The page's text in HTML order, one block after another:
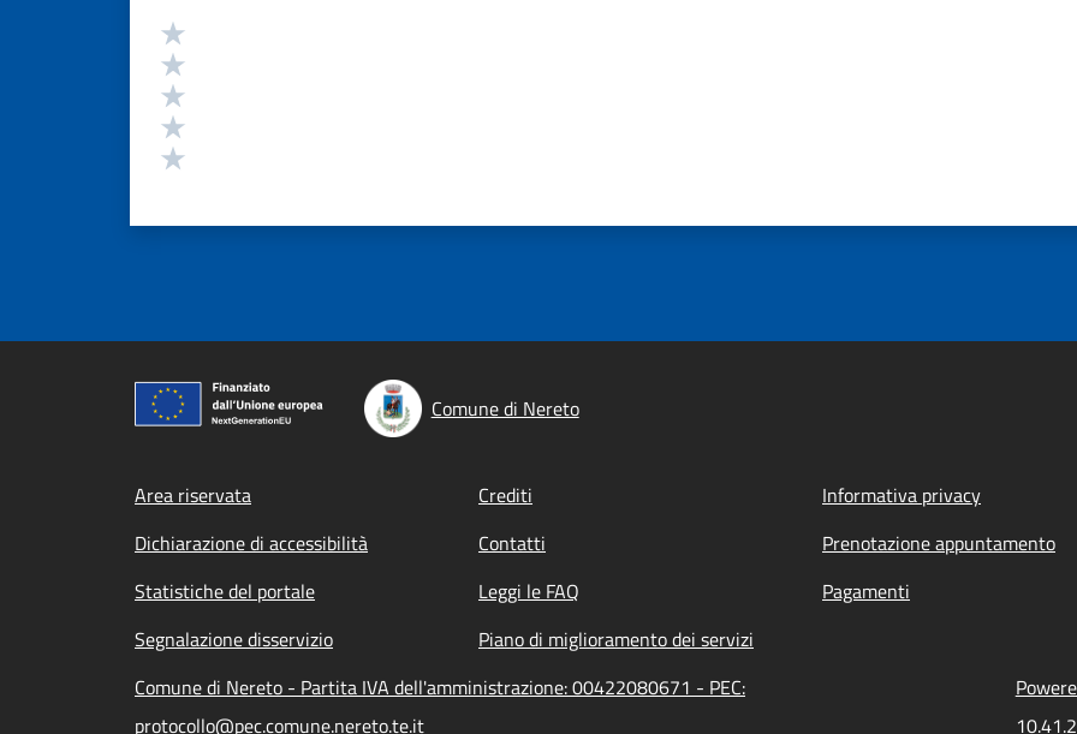
Valutazione
Comune di Nereto
Footer menu
Area riservata Crediti
Informativa privacy
Dichiarazione di accessibilità
Contatti
Prenotazione appuntamento
Statistiche del portale
Leggi le FAQ
Pagamenti
Segnalazione disservizio
Piano di miglioramento dei servizi
Comune di Nereto - Partita IVA dell'amministrazione: 00422080671 - PEC:
protocollo@pec.comune.nereto.te.it